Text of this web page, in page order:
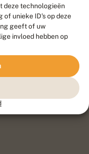
deze technologieën
of unieke ID's op deze
geeft of uw
invloed hebben op
, ontworpen door